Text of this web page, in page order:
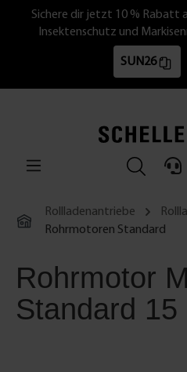
Sichere dir jetzt 10 % Rabatt
Insektenschutz und
SUN26
Rollladenantriebe
Rohrmotoren Standard
Rohrmotor
Standard 15